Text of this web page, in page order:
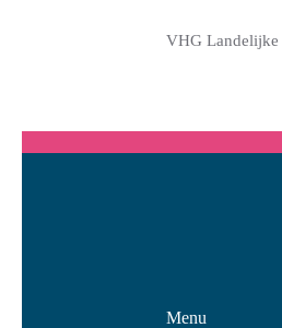
VHG Landelijke
Menu